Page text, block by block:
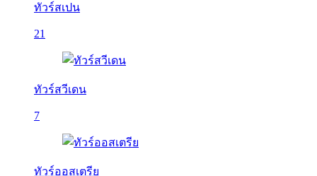
ทัวร์สเปน
21
ทัวร์สวีเดน
7
ทัวร์ออสเตรีย